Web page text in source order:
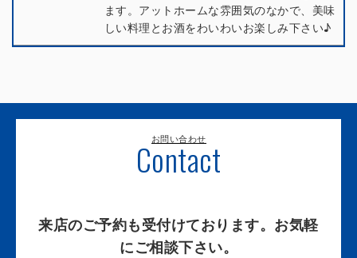
ます。アットホームな雰囲気のなかで、美味
しい料理とお酒をわいわいお楽しみ下さい♪
お問い合わせ
Contact
来店のご予約も受付けております。お気軽
にご相談下さい。